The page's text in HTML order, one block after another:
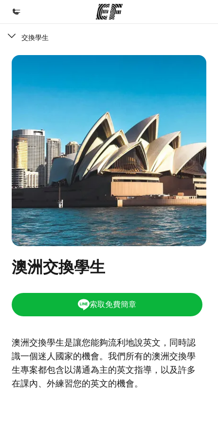
歡迎來到EF
查找您附近的辦公室
關於我們
公司資訊
徵才
交換學生
澳洲交換學生
澳洲交換學生是讓您能夠流利地說英文，同時認
識一個迷人國家的機會。我們所有的澳洲交換學
生專案都包含以溝通為主的英文指導，以及許多
在課內、外練習您的英文的機會。
索取免費簡章